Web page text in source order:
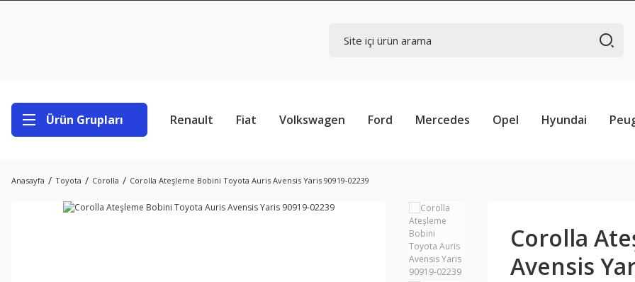
Ürün Grupları Renault Fiat Volkswagen Ford Mercedes Opel Hyundai
Anasayfa Toyota Corolla Corolla Ateşleme Bobini Toyota Auris Avensis Yaris 90919-02239
Corolla
Avensis